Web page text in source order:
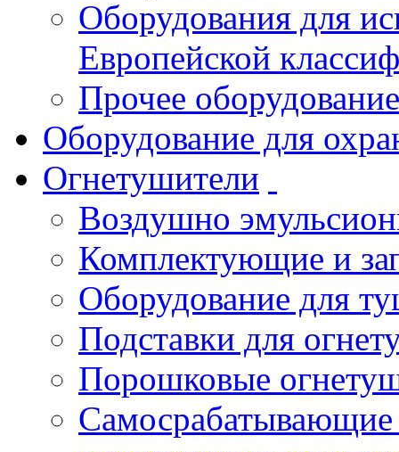
Оборудования для
Европейской
Прочее оборудование
Оборудование для
Огнетушители
Воздушно
Комплектующие и
Оборудование для
Подставки для
Порошковые